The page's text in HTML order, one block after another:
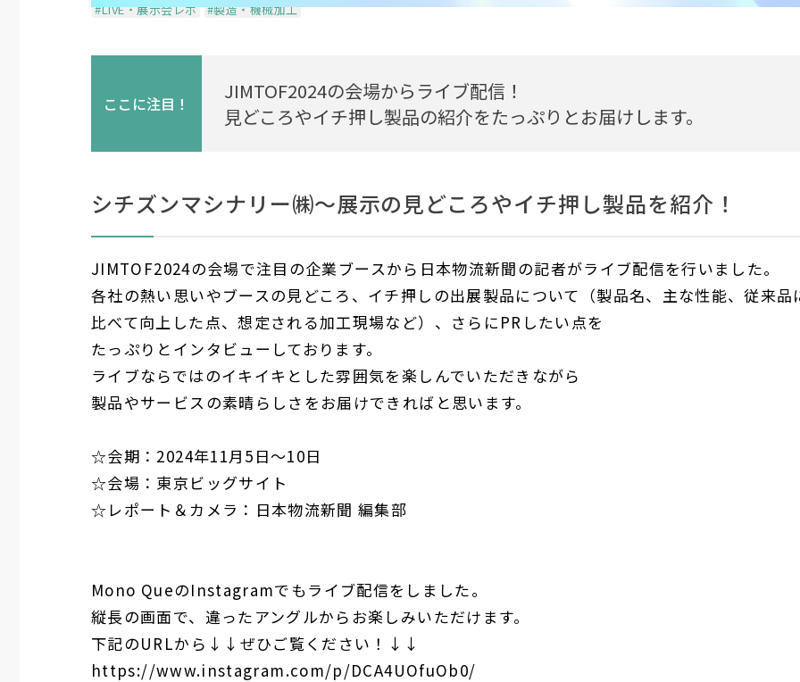
#LIVE・展示会レポ #製造・機械加工
ここに注目！
JIMTOF2024の会場からライブ配信！
見どころやイチ押し製品の紹介をたっぷりとお届けします。
シチズンマシナリー㈱〜展示の見どころやイチ押し製品を紹介！
JIMTOF2024の会場で注目の企業ブースから日本物流新聞の記者がライブ配信を行いました。
各社の熱い思いやブースの見どころ、イチ押しの出展製品について（製品名、主な性能、従来品
比べて向上した点、想定される加工現場など）、さらにPRしたい点を
たっぷりとインタビューしております。
ライブならではのイキイキとした雰囲気を楽しんでいただきながら
製品やサービスの素晴らしさをお届けできればと思います。
☆会期：2024年11月5日〜10日
☆会場：東京ビッグサイト
☆レポート＆カメラ：日本物流新聞 編集部
Mono QueのInstagramでもライブ配信をしました。
縦長の画面で、違ったアングルからお楽しみいただけます。
下記のURLから↓↓ぜひご覧ください！↓↓
https://www.instagram.com/p/DCA4UOfuOb0/